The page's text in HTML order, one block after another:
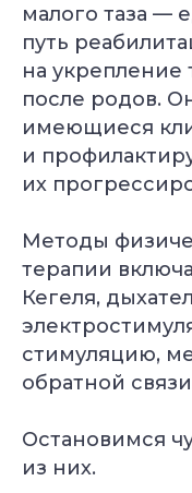
малого таза —
путь
на укрепление
после родов.
имеющиеся
и
их
Методы
терапии
Кегеля,
стимуляцию,
обратной
Остановимся
из них.